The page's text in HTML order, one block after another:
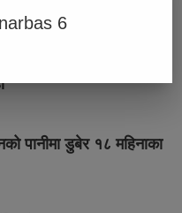
पानीमा डुबेर १८ महिनाका
6